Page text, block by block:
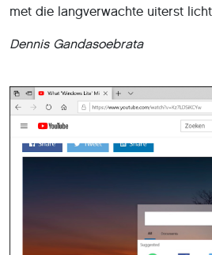
met die langverwachte uiterst
Dennis Gandasoebrata